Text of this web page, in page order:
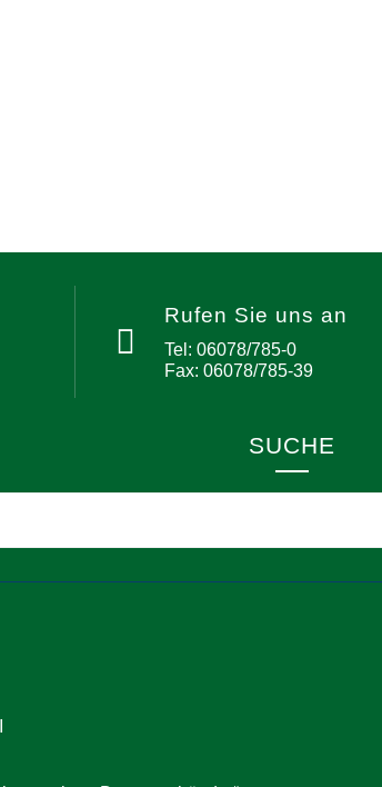
Rufen Sie uns an
Tel: 06078/785-0
Fax: 06078/785-39
SUCHE